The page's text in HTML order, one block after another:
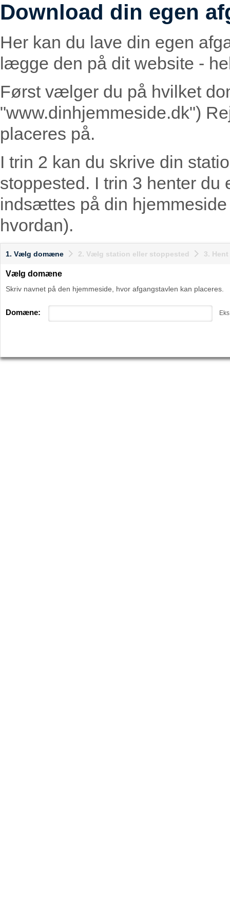
Download din egen
Her kan du lave din egen
lægge den på dit website -
Først vælger du på hvilket
"www.dinhjemmeside.dk")
placeres på.
I trin 2 kan du skrive din
stoppested. I trin 3 henter du
indsættes på din
hvordan).
1. Vælg domæne 2. Vælg station eller stoppested 3.
Vælg domæne
Skriv navnet på den hjemmeside, hvor afgangstavlen kan placeres.
Domæne: